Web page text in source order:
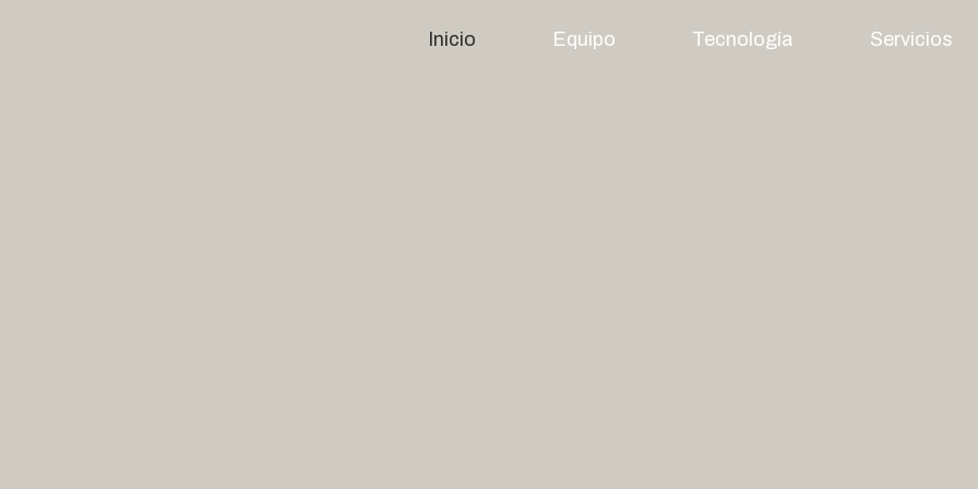
Inicio Equipo Tecnología Servicios